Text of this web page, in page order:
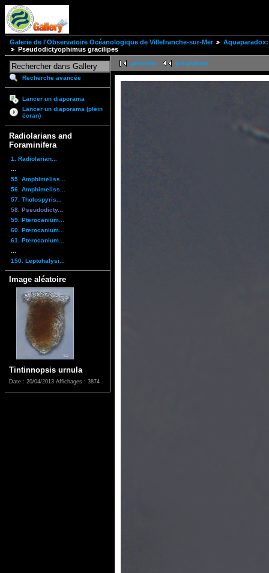
Galerie de l'Observatoire Océanologique de Villefranche-sur-Mer
Pseudodictyophimus gracilipes
Recherche avancée
Lancer un diaporama
Lancer un diaporama (plein
écran)
Radiolarians and
Foraminifera
1. Radiolarian...
55. Amphimeliss...
56. Amphimeliss...
57. Tholospyris...
58. Pseudodicty...
59. Pterocanium...
60. Pterocanium...
61. Pterocanium...
150. Leptohalysi...
Image aléatoire
Tintinnopsis urnula
Date : 20/04/2013 Affichages : 3874
première précédente